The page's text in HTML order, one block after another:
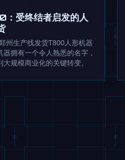
受终结者启发的人
州生产线发货T800人形机器
拥有一个令人熟悉的名字，
规模商业化的关键转变。